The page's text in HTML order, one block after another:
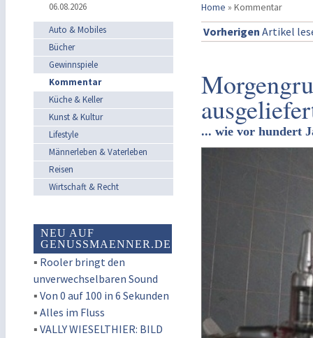
06.08.2026 Home » Kommentar
Auto & Mobiles
Bücher
Gewinnspiele
Kommentar
Küche & Keller
Kunst & Kultur
Lifestyle
Männerleben & Vaterleben
Reisen
Wirtschaft & Recht
NEU AUF
GENUSSMAENNER.DE
▪ Rooler bringt den
unverwechselbaren Sound
▪ Von 0 auf 100 in 6 Sekunden
▪ Alles im Fluss
▪ VALLY WIESELTHIER: BILD
Vorherigen Artikel
... wie vor hundert